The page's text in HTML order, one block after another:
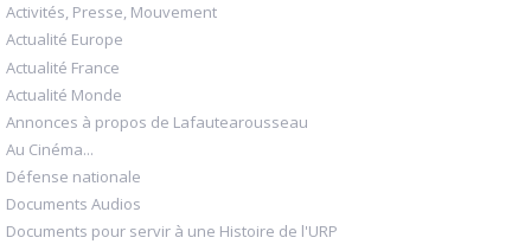
Activités, Presse, Mouvement
Actualité Europe
Actualité France
Actualité Monde
Annonces à propos de Lafautearousseau
Au Cinéma...
Défense nationale
Documents Audios
Documents pour servir à une Histoire de l'URP